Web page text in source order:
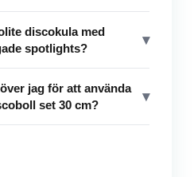
discokula med
spotlights?
▾
jag för att använda
set 30 cm?
▾